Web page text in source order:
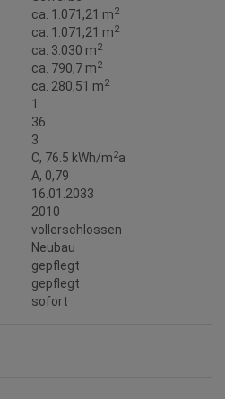
ca. 1.071,21 m2
ca. 1.071,21 m2
ca. 3.030 m2
ca. 790,7 m2
ca. 280,51 m2
1
36
3
C, 76.5 kWh/m2a
A, 0,79
16.01.2033
2010
vollerschlossen
Neubau
gepflegt
gepflegt
sofort